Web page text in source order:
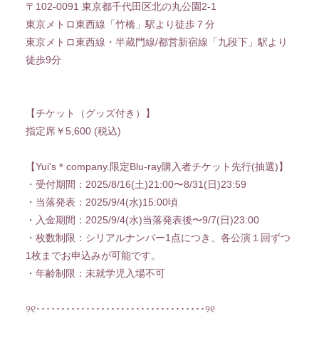
YUI'S BLOG
SHANAIHOU
MAIL&BIRTHDAY
〒102-0091 東京都千代⽥区北の丸公園2-1
東京メトロ東⻄線「⽵橋」駅より徒歩７分
東京メトロ東⻄線・半蔵⾨線/都営新宿線「九段下」駅より
徒歩9分
【チケット（グッズ付き）】
指定席￥5,600 (税込)
【Yui's＊company.限定Blu-ray購入者チケット先行(抽選)】
・受付期間：2025/8/16(土)21:00〜8/31(日)23:59
・当落発表：2025/9/4(水)15:00頃
・入金期間：2025/9/4(水)当落発表後〜9/7(日)23:00
・枚数制限：シリアルナンバー1点につき、各公演１回ずつ
1枚までお申込みが可能です。
・年齢制限：未就学児入場不可
୨୧･･････････････････････････････････୨୧